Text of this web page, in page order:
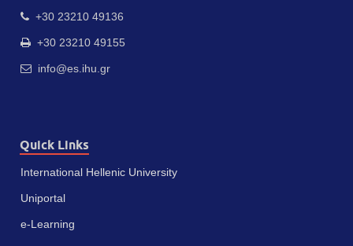
+30 23210 49136
+30 23210 49155
info@es.ihu.gr
Quick Links
International Hellenic University
Uniportal
e-Learning